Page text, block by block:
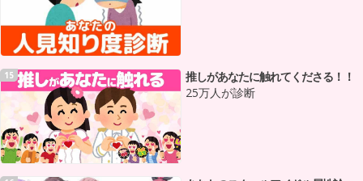
15
推しがあなたに触れてくださる！！
25万人が診断